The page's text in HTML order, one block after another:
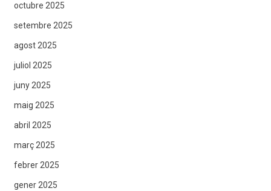
octubre 2025
setembre 2025
agost 2025
juliol 2025
juny 2025
maig 2025
abril 2025
març 2025
febrer 2025
gener 2025